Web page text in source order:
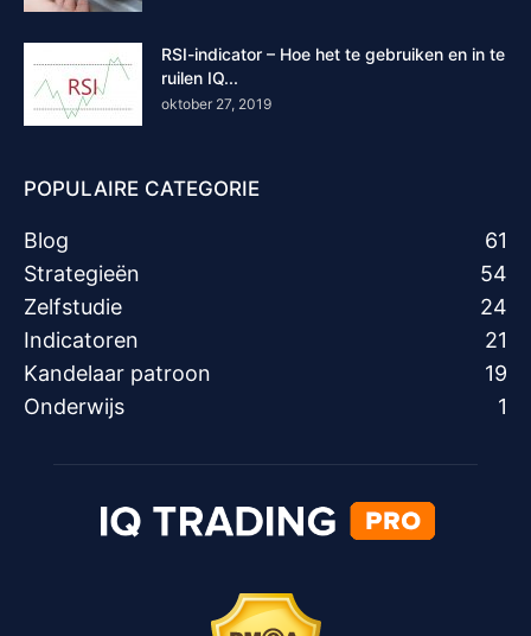
RSI-indicator – Hoe het te gebruiken en in te
ruilen IQ...
oktober 27, 2019
POPULAIRE CATEGORIE
Blog
61
Strategieën
54
Zelfstudie
24
Indicatoren
21
Kandelaar patroon
19
Onderwijs
1